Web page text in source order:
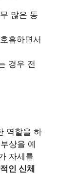
많은 동
흡하면서
경우 전
역할을 하
상을 예
자세를
인 신체